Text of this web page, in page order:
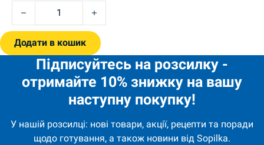
Hyytelöjälkiruoka Mustaherukka 70g DELECTA quantity
Додати в кошик
Підписуйтесь на розсилку -
отримайте 10% знижку на вашу
наступну покупку!
У нашій розсилці: нові товари, акції, рецепти та поради
щодо готування, а також новини від Sopilka.